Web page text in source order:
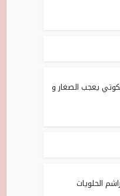
يعجب الصغار و
الحلويات